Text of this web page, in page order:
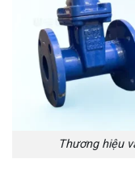
Thương hiệu